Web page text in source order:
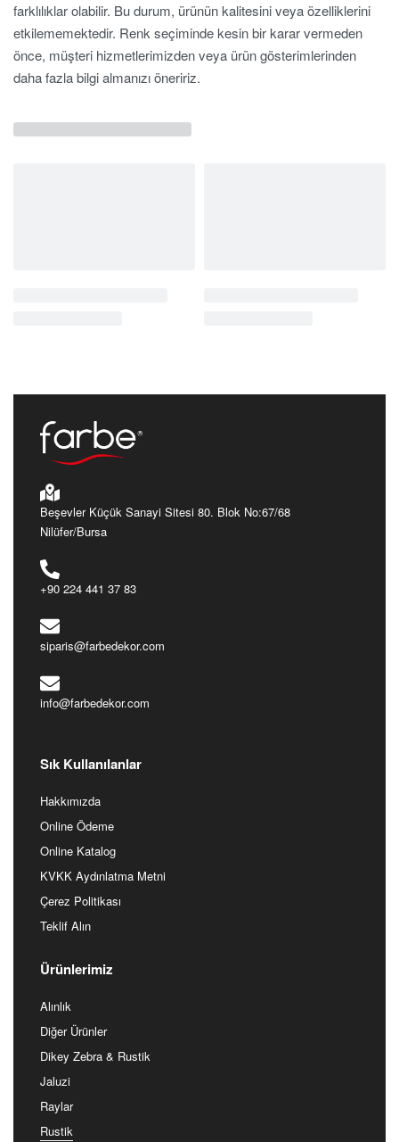
farklılıklar olabilir. Bu durum, ürünün kalitesini veya özelliklerini
etkilememektedir. Renk seçiminde kesin bir karar vermeden
önce, müşteri hizmetlerimizden veya ürün gösterimlerinden
daha fazla bilgi almanızı öneririz.
İlgili Ürünler
CT4517
Ürünü İncele
CT3022
Beşevler Küçük Sanayi Sitesi 80. Blok No:67/68
Nilüfer/Bursa
info@farbedekor.com
Sık Kullanılanlar
Online Ödeme
Çerez Politikası
Teklif Alın
Ürünlerimiz